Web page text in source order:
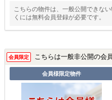
こちらの物件は、一般公開できな
くには無料会員登録が必要です。
会員限定 こちらは一般非公開の会
会員様限定物件